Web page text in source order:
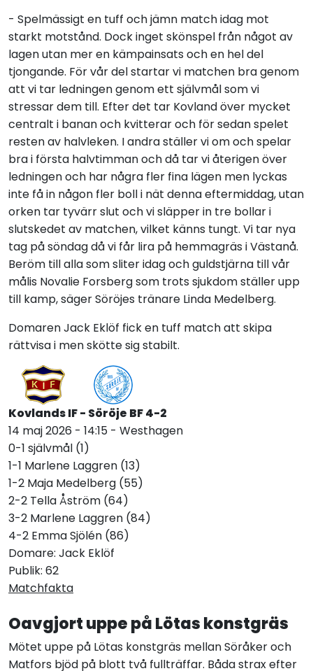
- Spelmässigt en tuff och jämn match idag mot
starkt motstånd. Dock inget skönspel från något av
lagen utan mer en kämpainsats och en hel del
tjongande. För vår del startar vi matchen bra genom
att vi tar ledningen genom ett självmål som vi
stressar dem till. Efter det tar Kovland över mycket
centralt i banan och kvitterar och för sedan spelet
resten av halvleken. I andra ställer vi om och spelar
bra i första halvtimman och då tar vi återigen över
ledningen och har några fler fina lägen men lyckas
inte få in någon fler boll i nät denna eftermiddag, utan
orken tar tyvärr slut och vi släpper in tre bollar i
slutskedet av matchen, vilket känns tungt. Vi tar nya
tag på söndag då vi får lira på hemmagräs i Västanå.
Beröm till alla som sliter idag och guldstjärna till vår
målis Novalie Forsberg som trots sjukdom ställer upp
till kamp, säger Söröjes tränare Linda Medelberg.
Domaren Jack Eklöf fick en tuff match att skipa
rättvisa i men skötte sig stabilt.
Kovlands IF - Söröje BF 4-2
14 maj 2026 - 14:15 - Westhagen
0-1 självmål (1)
1-1 Marlene Laggren (13)
1-2 Maja Medelberg (55)
2-2 Tella Åström (64)
3-2 Marlene Laggren (84)
4-2 Emma Sjölén (86)
Domare: Jack Eklöf
Publik: 62
Matchfakta
Oavgjort uppe på Lötas konstgräs
Mötet uppe på Lötas konstgräs mellan Söråker och
Matfors bjöd på blott två fullträffar. Båda strax efter